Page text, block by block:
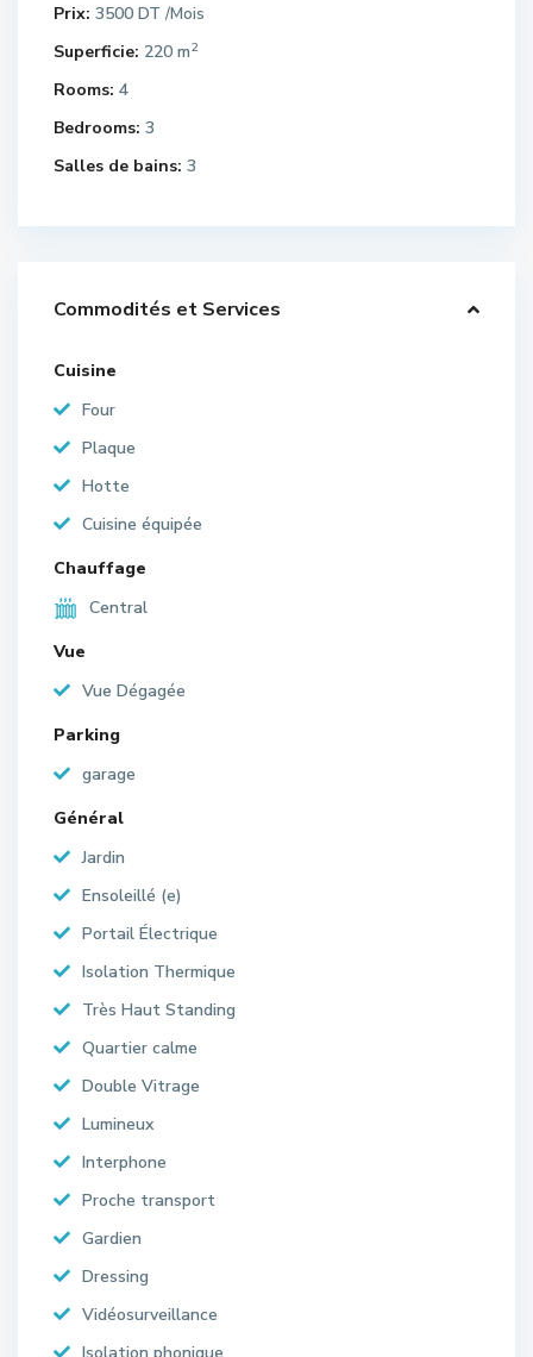
Prix: 3500 DT /Mois
Superficie: 220 m2
Rooms: 4
Bedrooms: 3
Salles de bains: 3
Commodités et Services
Cuisine
Four
Plaque
Hotte
Cuisine équipée
Chauffage
Central
Vue
Vue Dégagée
Parking
garage
Général
Jardin
Ensoleillé (e)
Portail Électrique
Isolation Thermique
Très Haut Standing
Quartier calme
Double Vitrage
Lumineux
Interphone
Proche transport
Gardien
Dressing
Vidéosurveillance